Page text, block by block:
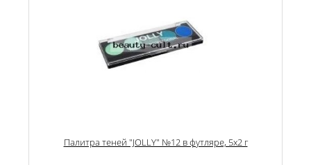
Палитра теней "JOLLY" №12 в футляре, 5х2 г